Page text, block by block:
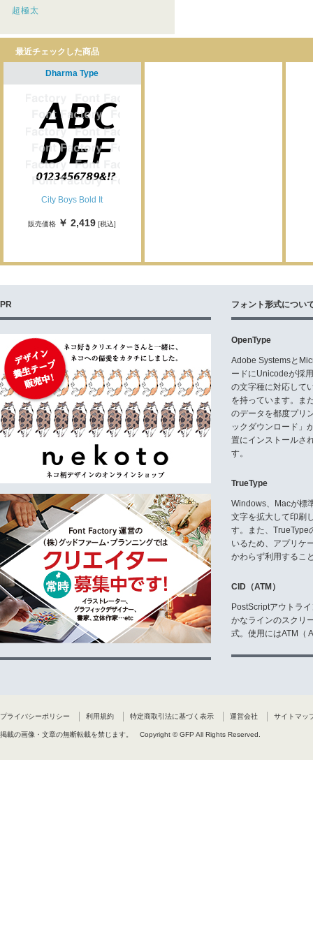
超極太
最近チェックした商品
Dharma Type
City Boys Bold It
販売価格 ￥ 2,419 [税込]
PR フォント形式につい
OpenType
Adobe Systemsと
ードにUnicodeが採
の文字種に対応して
を持っています。ま
のデータを都度プリ
ックダウンロード」
置にインストールさ
す。
TrueType
Windows、Macが標
文字を拡大して印刷
す。また、TrueType
いるため、アプリケ
かわらず利用するこ
CID（ATM）
PostScriptアウトラ
かなラインのスクリ
式。使用にはATM（
プライバシーポリシー 利用規約 特定商取引法に基づく表示 運営会社 サイトマッ
掲載の画像・文章の無断転載を禁じます。 Copyright © GFP All Rights Reserved.